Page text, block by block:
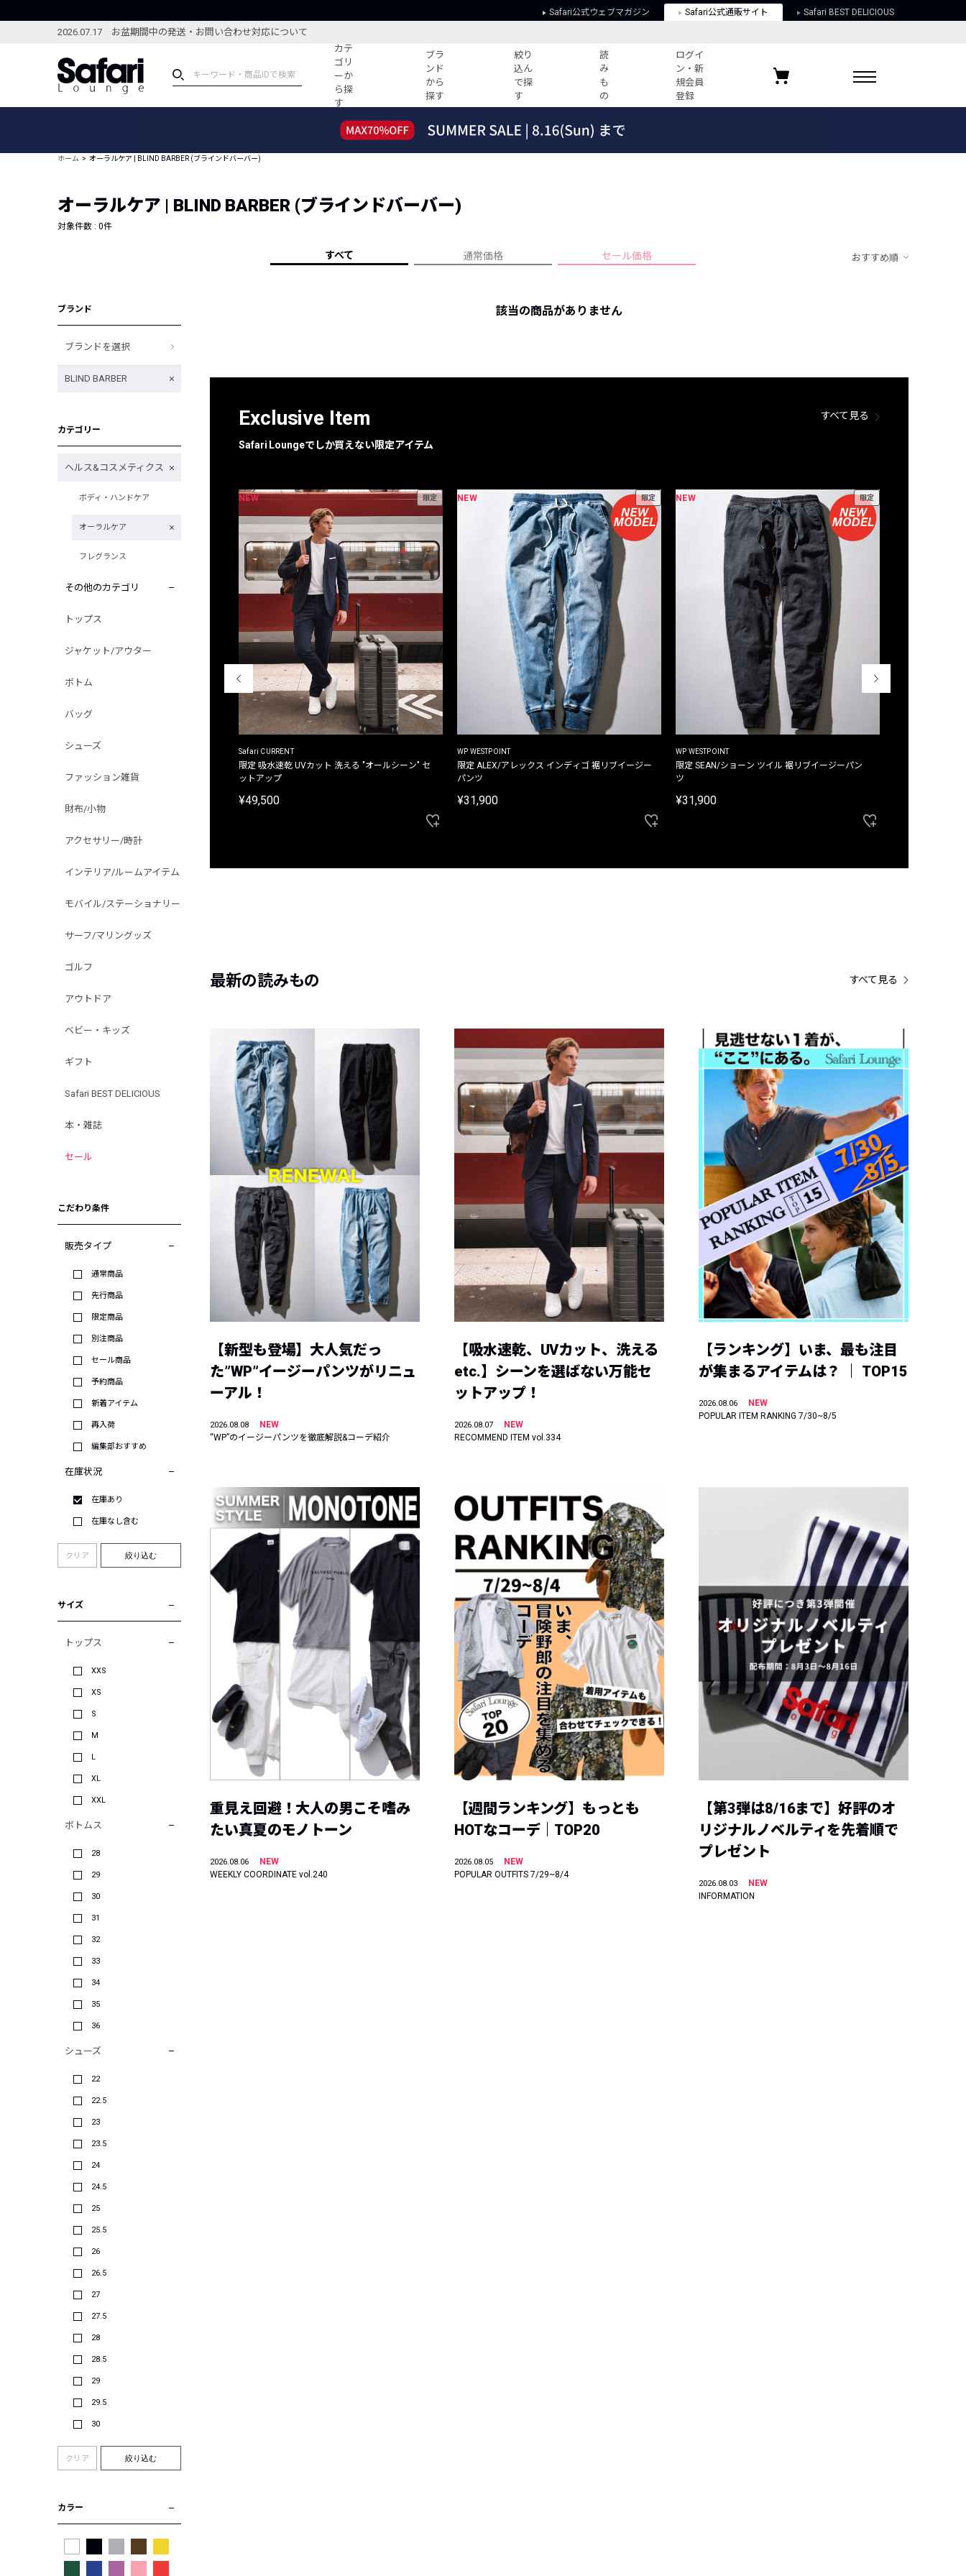
Safari公式ウェブマガジン Safari公式通販サイト Safari BEST DELICIOUS
2026.07.17 お盆期間中の発送・お問い合わせ対応について
カテ
ゴリ
ーか
ら探
す
ブラ
ンド
から
探す
絞り
込ん
で探
す
読
み
も
の
ログイ
ン・新
規会員
登録
ブランドから探す
新着アイテム
編集部のおすすめアイテム
特集記事
コーディネート
すべての記事
ーデ紹介
HOTなコーデ TOP20
人気記事ランキング
フォーカスブランド
プライバシーポリシー
お気に入りブランド
ホーム オーラルケア | BLIND BARBER (ブラインドバーバー)
オーラルケア | BLIND BARBER (ブラインドバーバー)
対象件数 : 0件
すべて 通常価格 セール価格 おすすめ順
ブランド
ブランドを選択
BLIND BARBER
カテゴリー
ヘルス&コスメティクス
ボディ・ハンドケア
オーラルケア
フレグランス
その他のカテゴリ
トップス
ジャケット/アウター
ボトム
バッグ
シューズ
ファッション雑貨
財布/小物
アクセサリー/時計
インテリア/ルームアイテム
モバイル/ステーショナリー
サーフ/マリングッズ
ゴルフ
アウトドア
ベビー・キッズ
ギフト
Safari BEST DELICIOUS
本・雑誌
セール
こだわり条件
販売タイプ
通常商品
先行商品
限定商品
別注商品
セール商品
予約商品
新着アイテム
再入荷
編集部おすすめ
在庫状況
在庫あり
在庫なし含む
クリア 絞り込む
サイズ
トップス
XXS
XS
S
M
L
XL
XXL
ボトムス
28
29
30
31
32
33
34
35
36
シューズ
22
22.5
23
23.5
24
24.5
25
25.5
26
26.5
27
27.5
28
28.5
29
29.5
30
クリア 絞り込む
カラー
該当の商品がありません
Exclusive Item
Safari Loungeでしか買えない限定アイテム
すべて見る
NEW 限定
Safari CURRENT
限定 吸水速乾 UVカット 洗える "オールシーン" セ
ットアップ
¥49,500
NEW 限定
WP WESTPOINT
限定 ALEX/アレックス インディゴ 裾リブイージー
パンツ
¥31,900
NEW 限定
WP WESTPOINT
限定 SEAN/ショーン ツイル 裾リブイージーパン
ツ
¥31,900
最新の読みもの すべて見る
【新型も登場】大人気だっ
た”WP”イージーパンツがリニュ
ーアル！
2026.08.08
NEW
“WP”のイージーパンツを徹底解説&コーデ紹介
【吸水速乾、UVカット、洗える
etc.】シーンを選ばない万能セ
ットアップ！
2026.08.07
NEW
RECOMMEND ITEM vol.334
【ランキング】いま、最も注目
が集まるアイテムは？ ｜ TOP15
2026.08.06
NEW
POPULAR ITEM RANKING 7/30~8/5
重見え回避！大人の男こそ嗜み
たい真夏のモノトーン
2026.08.06
NEW
WEEKLY COORDINATE vol.240
【週間ランキング】もっとも
HOTなコーデ｜TOP20
2026.08.05
NEW
POPULAR OUTFITS 7/29~8/4
【第3弾は8/16まで】好評のオ
リジナルノベルティを先着順で
プレゼント
2026.08.03
NEW
INFORMATION